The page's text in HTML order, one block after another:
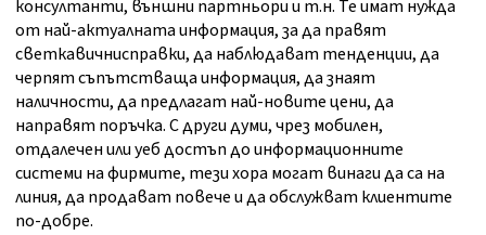
консултанти, външни партньори и т.н. Те имат нужда
от най-актуалната информация, за да правят
светкавичнисправки, да наблюдават тенденции, да
черпят съпътстваща информация, да знаят
наличности, да предлагат най-новите цени, да
направят поръчка. С други думи, чрез мобилен,
отдалечен или уеб достъп до информационните
системи на фирмите, тези хора могат винаги да са на
линия, да продават повече и да обслужват клиентите
по-добре.